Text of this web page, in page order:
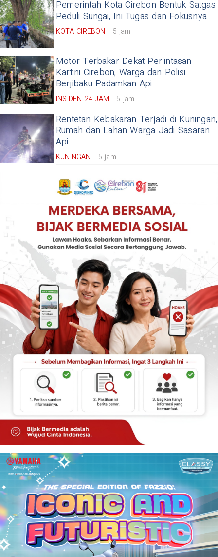
Pemerintah Kota Cirebon Bentuk Satgas
Peduli Sungai, Ini Tugas dan Fokusnya
KOTA CIREBON 5 jam
Motor Terbakar Dekat Perlintasan
Kartini Cirebon, Warga dan Polisi
Berjibaku Padamkan Api
INSIDEN 24 JAM 5 jam
Rentetan Kebakaran Terjadi di Kuningan,
Rumah dan Lahan Warga Jadi Sasaran
Api
KUNINGAN 5 jam